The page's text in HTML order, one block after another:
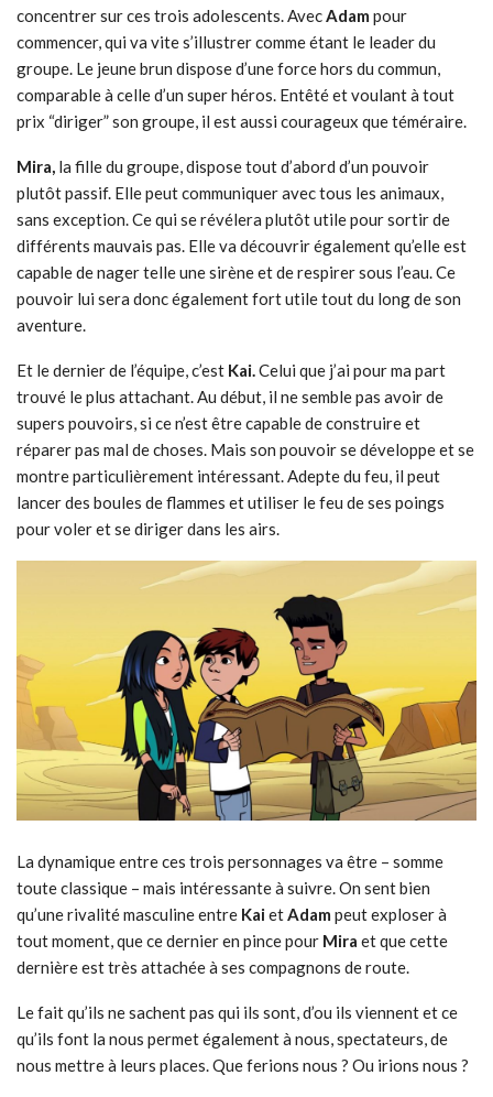
concentrer sur ces trois adolescents. AvecAdam pour
commencer, qui va vite s’illustrer comme étant le leader du
groupe. Le jeune brun dispose d’une force hors du commun,
comparable à celle d’un super héros. Entêté et voulant à tout
prix “diriger” son groupe, il est aussi courageux que téméraire.
Mira, la fille du groupe, dispose tout d’abord d’un pouvoir
plutôt passif. Elle peut communiquer avec tous les animaux,
sans exception. Ce qui se révélera plutôt utile pour sortir de
différents mauvais pas. Elle va découvrir également qu’elle est
capable de nager telle une sirène et de respirer sous l’eau. Ce
pouvoir lui sera donc également fort utile tout du long de son
aventure.
Et le dernier de l’équipe, c’est Kai.Celui que j’ai pour ma part
trouvé le plus attachant. Au début, il ne semble pas avoir de
supers pouvoirs, si ce n’est être capable de construire et
réparer pas mal de choses. Mais son pouvoir se développe et se
montre particulièrement intéressant. Adepte du feu, il peut
lancer des boules de flammes et utiliser le feu de ses poings
pour voler et se diriger dans les airs.
La dynamique entre ces trois personnages va être – somme
toute classique – mais intéressante à suivre. On sent bien
qu’une rivalité masculine entre KaietAdam peut exploser à
tout moment, que ce dernier en pince pour Mira et que cette
dernière est très attachée à ses compagnons de route.
Le fait qu’ils ne sachent pas qui ils sont, d’ou ils viennent et ce
qu’ils font la nous permet également à nous, spectateurs, de
nous mettre à leurs places. Que ferions nous ? Ou irions nous ?